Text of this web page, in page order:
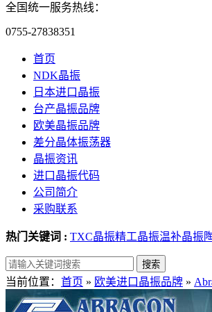
全国统一服务热线：
0755-27838351
首页
NDK晶振
日本进口晶振
台产晶振品牌
欧美晶振品牌
差分晶体振荡器
晶振资讯
进口晶振代码
公司简介
采购联系
热门关键词 : TXC晶振精工晶振温补晶振
当前位置： 首页 » 欧美进口晶振品牌 »